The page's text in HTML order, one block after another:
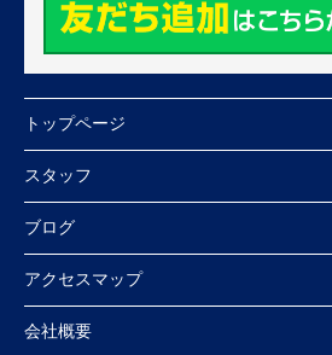
トップページ
スタッフ
ブログ
アクセスマップ
会社概要